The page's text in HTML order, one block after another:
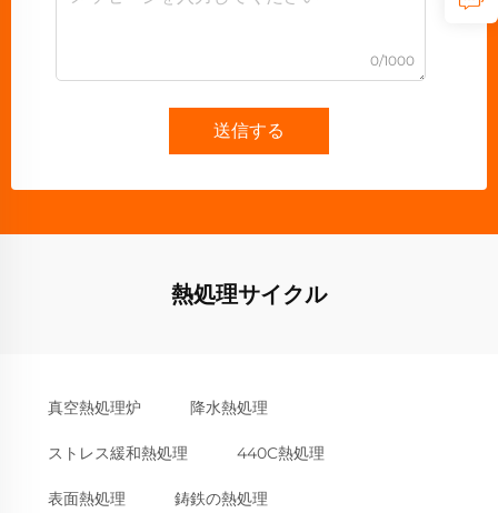
0/1000
送信する
熱処理サイクル
真空熱処理炉 降水熱処理
ストレス緩和熱処理 440C熱処理
表面熱処理 鋳鉄の熱処理